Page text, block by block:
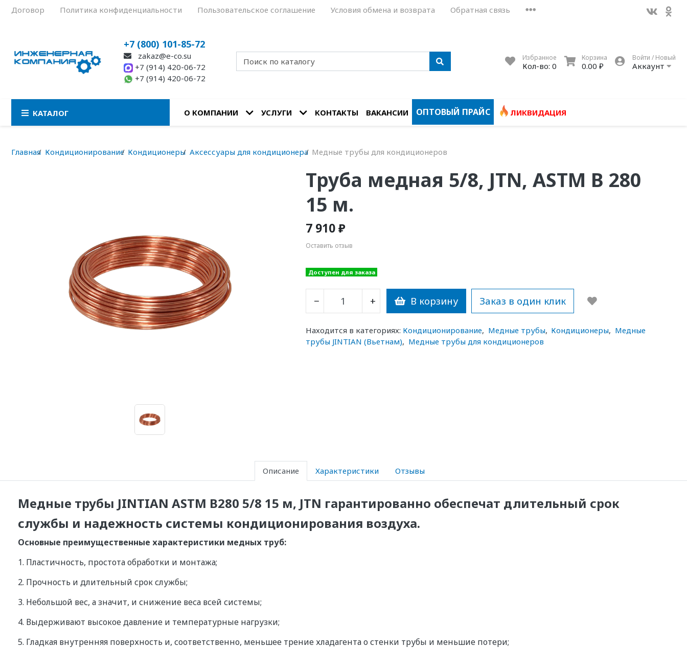
Договор Политика конфиденциальности Пользовательское соглашение Условия обмена и возврата Обратная связь
+7 (800) 101-85-72
zakaz@e-co.su
+7 (914) 420-06-72
+7 (914) 420-06-72
Избранное
Кол-во: 0
Корзина
0.00 ₽
Войти / Новый
Аккаунт
КАТАЛОГ О КОМПАНИИ УСЛУГИ КОНТАКТЫ ВАКАНСИИ ОПТОВЫЙ ПРАЙС ЛИКВИДАЦИЯ
Главная Кондиционирование Кондиционеры Аксессуары для кондиционера Медные трубы для кондиционеров
Труба медная 5/8, JTN, ASTM B 280
15 м.
7 910 ₽
Оставить отзыв
Доступен для заказа
− + В корзину Заказ в один клик
Находится в категориях: Кондиционирование, Медные трубы, Кондиционеры, Медные
трубы JINTIAN (Вьетнам), Медные трубы для кондиционеров
Описание Характеристики Отзывы
Медные трубы JINTIAN ASTM B280 5/8 15 м, JTN гарантированно обеспечат длительный срок
службы и надежность системы кондиционирования воздуха.
Основные преимущественные характеристики медных труб:
1. Пластичность, простота обработки и монтажа;
2. Прочность и длительный срок службы;
3. Небольшой вес, а значит, и снижение веса всей системы;
4. Выдерживают высокое давление и температурные нагрузки;
5. Гладкая внутренняя поверхность и, соответственно, меньшее трение хладагента о стенки трубы и меньшие потери;